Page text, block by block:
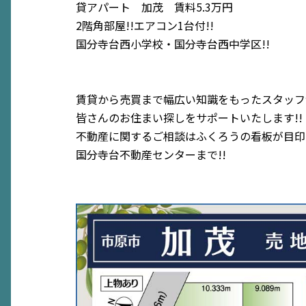
貸アパート 加茂 賃料5.3万円
2階角部屋!!エアコン1台付!!
国分寺台西小学校・国分寺台西中学区!!
賃貸から売買まで幅広い知識をもったスタッ
皆さんのお住まい探しをサポートいたします!!
不動産に関するご相談はふくろうの看板が目
国分寺台不動産センターまで!!